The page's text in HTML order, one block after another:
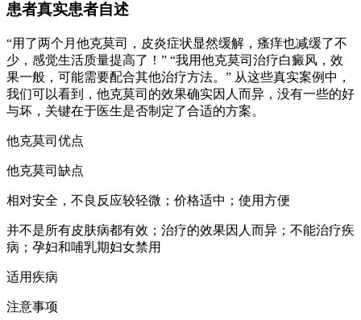
患者真实患者自述
“用了两个月他克莫司，皮炎症状显然缓解，瘙痒也减缓了不
少，感觉生活质量提高了！” “我用他克莫司治疗白癜风，效
果一般，可能需要配合其他治疗方法。” 从这些真实案例中，
我们可以看到，他克莫司的效果确实因人而异，没有一些的好
与坏，关键在于医生是否制定了合适的方案。
他克莫司优点
他克莫司缺点
相对安全，不良反应较轻微；价格适中；使用方便
并不是所有皮肤病都有效；治疗的效果因人而异；不能治疗疾
病；孕妇和哺乳期妇女禁用
适用疾病
注意事项